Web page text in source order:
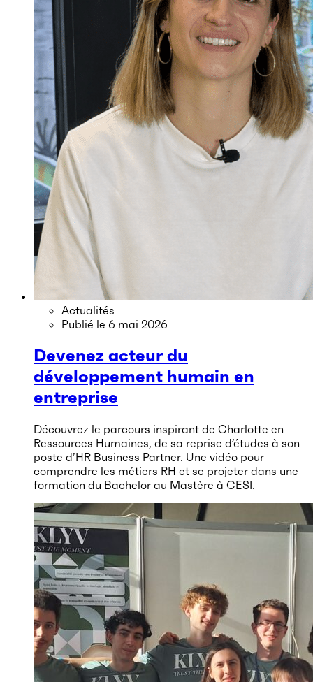
Actualités
Publié le 6 mai 2026
Devenez acteur du
développement humain en
entreprise
Découvrez le parcours inspirant de Charlotte en
Ressources Humaines, de sa reprise d’études à son
poste d’HR Business Partner. Une vidéo pour
comprendre les métiers RH et se projeter dans une
formation du Bachelor au Mastère à CESI.